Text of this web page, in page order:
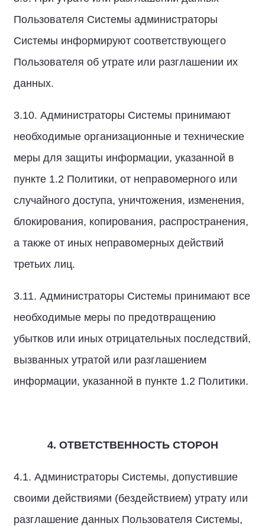
Пользователя Системы администраторы
Системы информируют соответствующего
Пользователя об утрате или разглашении их
данных.
3.10. Администраторы Системы принимают
необходимые организационные и технические
меры для защиты информации, указанной в
пункте 1.2 Политики, от неправомерного или
случайного доступа, уничтожения, изменения,
блокирования, копирования, распространения,
а также от иных неправомерных действий
третьих лиц.
3.11. Администраторы Системы принимают все
необходимые меры по предотвращению
убытков или иных отрицательных последствий,
вызванных утратой или разглашением
информации, указанной в пункте 1.2 Политики.
4. ОТВЕТСТВЕННОСТЬ СТОРОН
4.1. Администраторы Системы, допустившие
своими действиями (бездействием) утрату или
разглашение данных Пользователя Системы,